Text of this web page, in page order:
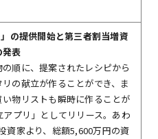
の提供開始と第三者割当増資
発表
順に、提案されたレシピから
の献立が作ることができ、ま
物リストも瞬時に作ることが
プリ」としてリリース。あわ
資家より、総額5,600万円の資